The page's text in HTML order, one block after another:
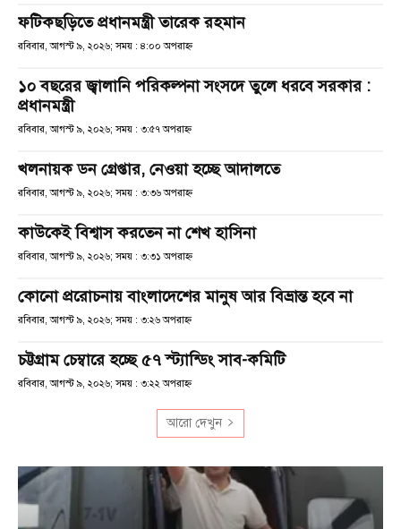
ফটিকছড়িতে প্রধানমন্ত্রী তারেক রহমান
রবিবার, আগস্ট ৯, ২০২৬; সময় : ৪:০০ অপরাহ্ণ
১০ বছরের জ্বালানি পরিকল্পনা সংসদে তুলে ধরবে সরকার :
প্রধানমন্ত্রী
রবিবার, আগস্ট ৯, ২০২৬; সময় : ৩:৫৭ অপরাহ্ণ
খলনায়ক ডন গ্রেপ্তার, নেওয়া হচ্ছে আদালতে
রবিবার, আগস্ট ৯, ২০২৬; সময় : ৩:৩৬ অপরাহ্ণ
কাউকেই বিশ্বাস করতেন না শেখ হাসিনা
রবিবার, আগস্ট ৯, ২০২৬; সময় : ৩:৩১ অপরাহ্ণ
কোনো প্ররোচনায় বাংলাদেশের মানুষ আর বিভ্রান্ত হবে না
রবিবার, আগস্ট ৯, ২০২৬; সময় : ৩:২৬ অপরাহ্ণ
চট্টগ্রাম চেম্বারে হচ্ছে ৫৭ স্ট্যান্ডিং সাব-কমিটি
রবিবার, আগস্ট ৯, ২০২৬; সময় : ৩:২২ অপরাহ্ণ
আরো দেখুন